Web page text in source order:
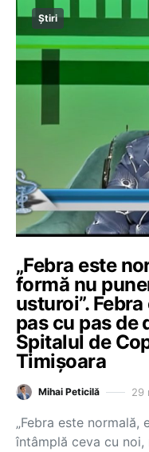
Știri
„Febra este
formă nu
usturoi”.
pas cu pas de
Spitalul de
Timișoara
Mihai Peticilă 29
„Febra este normală,
întâmplă ceva cu noi,